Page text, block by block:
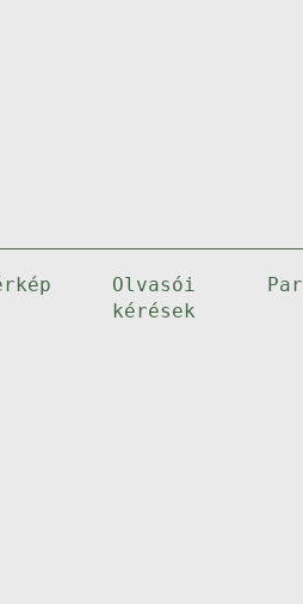
Olvasói
kérések